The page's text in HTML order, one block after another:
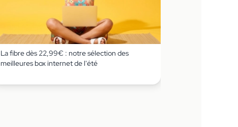
La fibre dès 22,99€ : notre sélection des
meilleures box internet de l'été